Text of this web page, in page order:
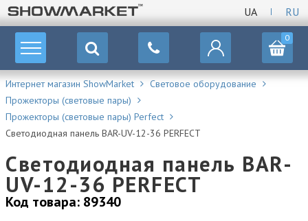
UA RU
0
Интернет магазин ShowMarket
Световое оборудование
Прожекторы (световые пары)
Прожекторы (световые пары) Perfect
Светодиодная панель BAR-UV-12-36 PERFECT
Светодиодная панель BAR-
UV-12-36 PERFECT
Код товара: 89340